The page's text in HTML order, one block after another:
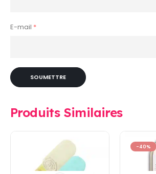
E-mail *
Produits Similaires
-40%